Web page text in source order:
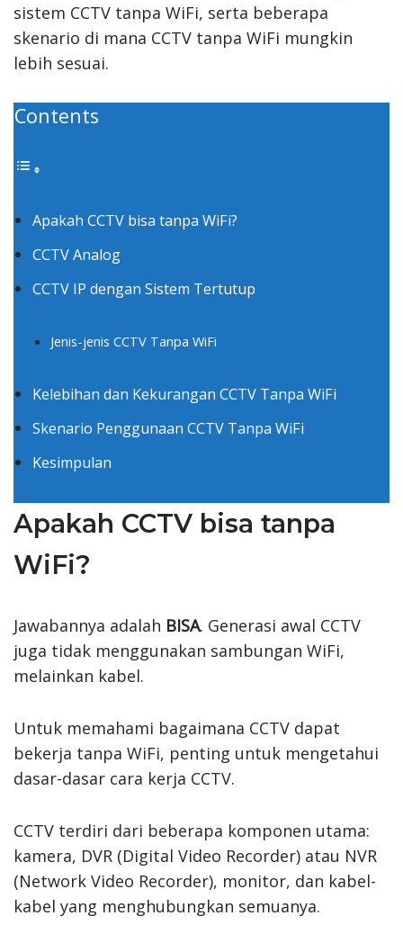
sistem CCTV tanpa WiFi, serta beberapa
skenario di mana CCTV tanpa WiFi mungkin
lebih sesuai.
Contents
Apakah CCTV bisa tanpa WiFi?
CCTV Analog
CCTV IP dengan Sistem Tertutup
Jenis-jenis CCTV Tanpa WiFi
Kelebihan dan Kekurangan CCTV Tanpa WiFi
Skenario Penggunaan CCTV Tanpa WiFi
Kesimpulan
Apakah CCTV bisa tanpa
WiFi?
Jawabannya adalah BISA. Generasi awal CCTV
juga tidak menggunakan sambungan WiFi,
melainkan kabel.
Untuk memahami bagaimana CCTV dapat
bekerja tanpa WiFi, penting untuk mengetahui
dasar-dasar cara kerja CCTV.
CCTV terdiri dari beberapa komponen utama:
kamera, DVR (Digital Video Recorder) atau NVR
(Network Video Recorder), monitor, dan kabel-
kabel yang menghubungkan semuanya.